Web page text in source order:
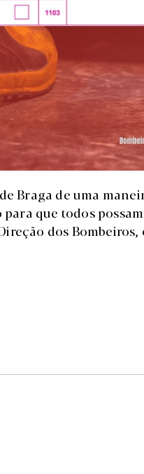
Braga de uma
que todos
dos